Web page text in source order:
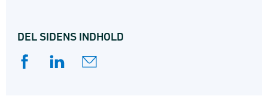
DEL SIDENS INDHOLD